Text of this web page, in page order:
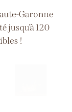
Garonne
jusqu’à 120
!